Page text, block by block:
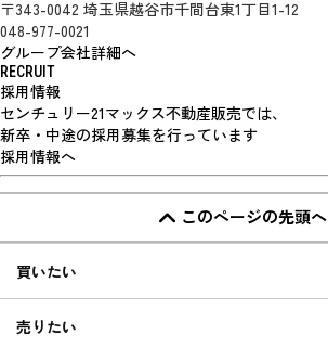
〒343-0042 埼玉県越谷市千間台東1丁目1-12
048-977-0021
グループ会社詳細へ
RECRUIT
採用情報
センチュリー21マックス不動産販売では、
新卒・中途の採用募集を行っています
採用情報へ
このページの先頭へ
買いたい
売りたい